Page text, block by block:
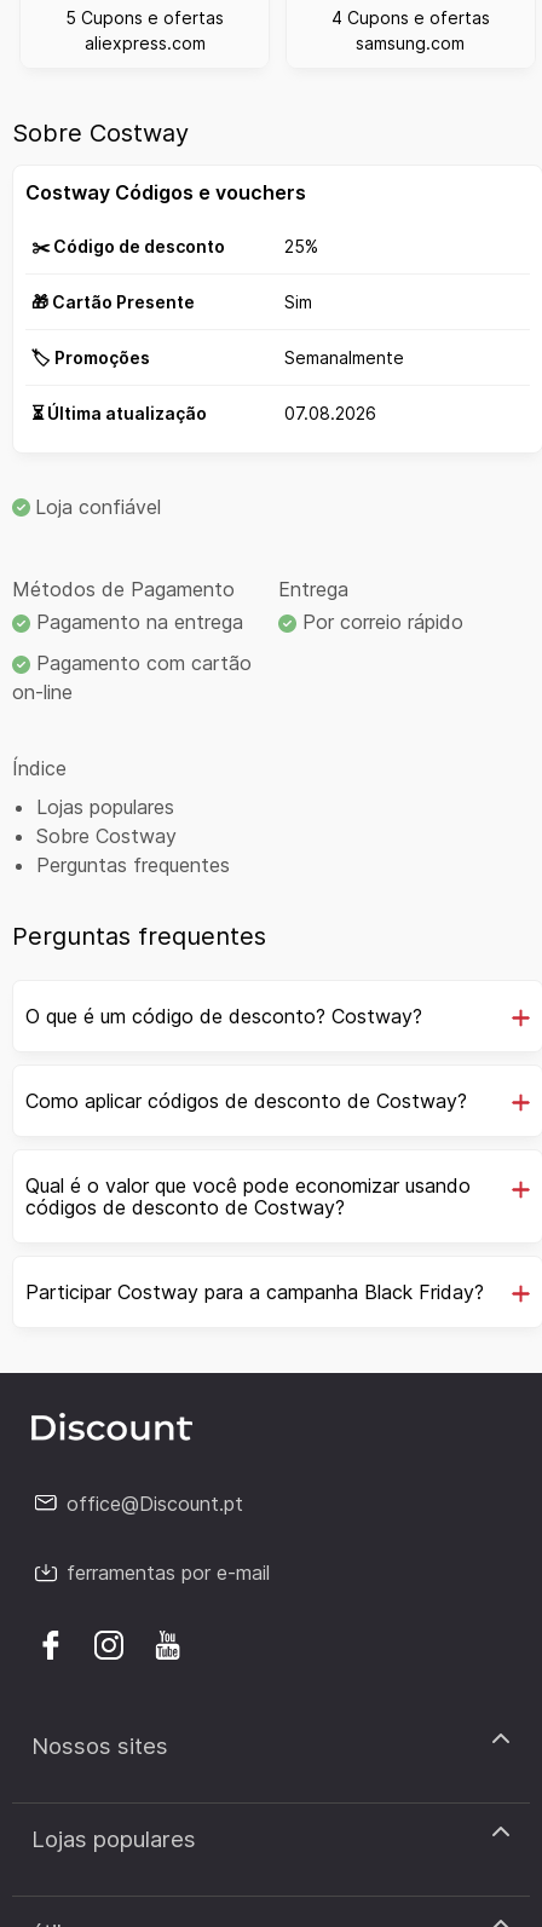
5 Cupons e ofertas
aliexpress.com
4 Cupons e ofertas
samsung.com
Sobre Costway
Costway Códigos e vouchers
✂️ Código de desconto 25%
🎁 Cartão Presente Sim
🏷️ Promoções Semanalmente
⏳ Última atualização 07.08.2026
Loja confiável
Métodos de Pagamento
Pagamento na entrega
Pagamento com cartão
on-line
Entrega
Por correio rápido
Índice
Lojas populares
Sobre Costway
Perguntas frequentes
Perguntas frequentes
O que é um código de desconto? Costway?
Como aplicar códigos de desconto de Costway?
Qual é o valor que você pode economizar usando
códigos de desconto de Costway?
Participar Costway para a campanha Black Friday?
office@Discount.pt
ferramentas por e-mail
Nossos sites
discount.pt
discount.sk
Lojas populares
Cupão de desconto Zooplus